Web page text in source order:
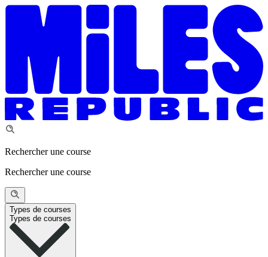
Rechercher une course
Rechercher une course
Types de courses
Types de courses